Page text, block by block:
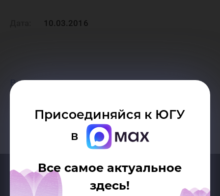
Присоединяйся к ЮГУ
в
Все самое актуальное
здесь!
10.03.2016
Возврат к списку